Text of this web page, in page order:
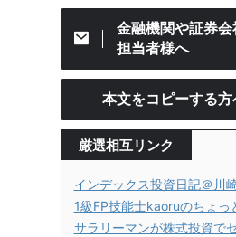
金融機関や証券
担当者様へ
本文をコピーする方
厳選相互リンク
インデックス投資日記＠川
1級FP技能士kaoruのちょっ
サラリーマンが株式投資で